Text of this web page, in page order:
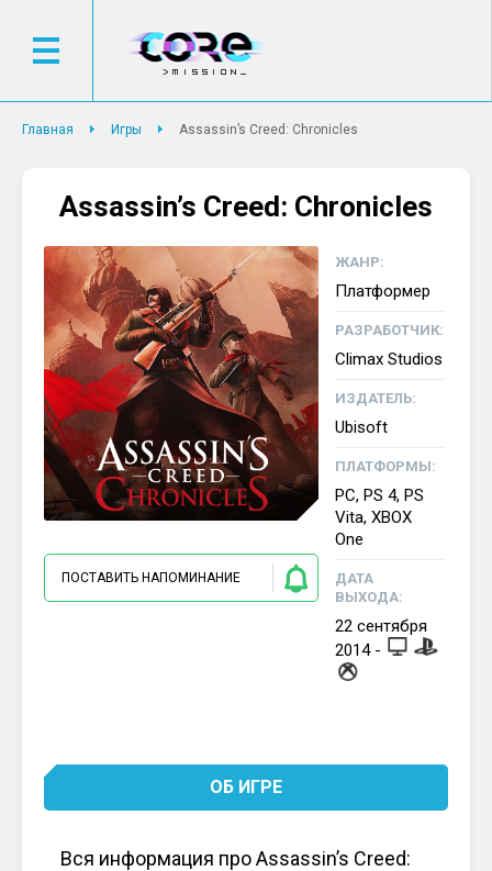
Главная Игры Assassin’s Creed: Chronicles
Assassin’s Creed: Chronicles
ПОСТАВИТЬ НАПОМИНАНИЕ
ЖАНР:
Платформер
РАЗРАБОТЧИК:
Climax Studios
ИЗДАТЕЛЬ:
Ubisoft
ПЛАТФОРМЫ:
PC, PS 4, PS
Vita, XBOX
One
ДАТА
ВЫХОДА:
22 сентября
2014-
ОБ ИГРЕ
Вся информация про Assassin’s Creed: